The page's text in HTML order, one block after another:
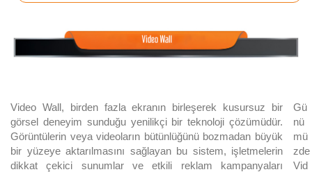
Video Wall, birden fazla ekranın birleşerek kusursuz bir
görsel deneyim sunduğu yenilikçi bir teknoloji çözümüdür.
Görüntülerin veya videoların bütünlüğünü bozmadan büyük
bir yüzeye aktarılmasını sağlayan bu sistem, işletmelerin
dikkat çekici sunumlar ve etkili reklam kampanyaları
Gü
nü
mü
zde
Vid